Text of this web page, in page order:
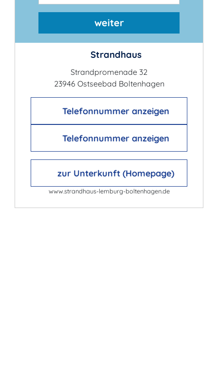
weiter
Strandhaus
Strandpromenade 32
23946 Ostseebad Boltenhagen
Telefonnummer anzeigen
Telefonnummer anzeigen
zur Unterkunft (Homepage)
www.strandhaus-lemburg-boltenhagen.de